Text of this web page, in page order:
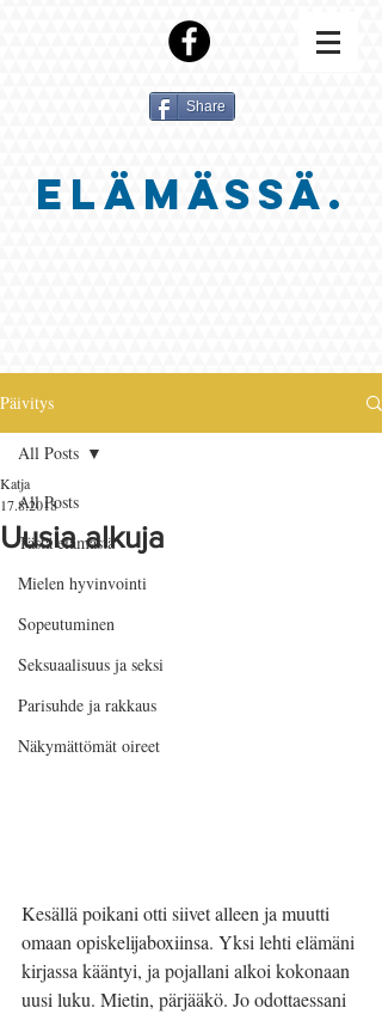
Share
ELÄMÄSSÄ.
Päivitys
All Posts
Tästä elämästä
Mielen hyvinvointi
Sopeutuminen
Seksuaalisuus ja seksi
Parisuhde ja rakkaus
Näkymättömät oireet
All Posts
Uusia alkuja
Katja
17.8.2018
Kesällä poikani otti siivet alleen ja muutti
omaan opiskelijaboxiinsa. Yksi lehti elämäni
kirjassa kääntyi, ja pojallani alkoi kokonaan
uusi luku. Mietin, pärjääkö. Jo odottaessani